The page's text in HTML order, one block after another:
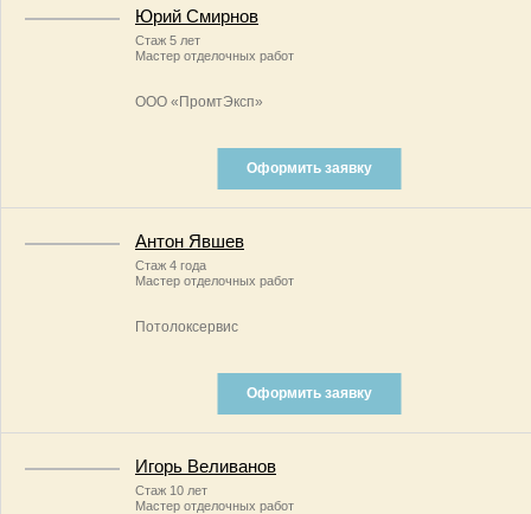
Юрий Смирнов
Стаж 5 лет
Мастер отделочных работ
ООО «ПромтЭксп»
Оформить заявку
Антон Явшев
Стаж 4 года
Мастер отделочных работ
Потолоксервис
Оформить заявку
Игорь Веливанов
Стаж 10 лет
Мастер отделочных работ